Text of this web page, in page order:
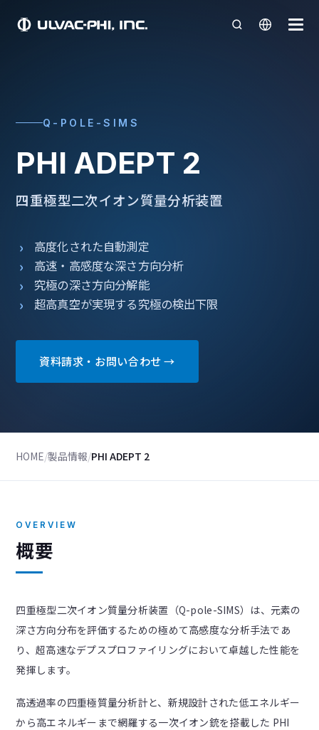
Q-POLE-SIMS
PHI ADEPT 2
四重極型二次イオン質量分析装置
高度化された自動測定
高速・高感度な深さ方向分析
究極の深さ方向分解能
超高真空が実現する究極の検出下限
資料請求・お問い合わせ →
HOME/製品情報/PHI ADEPT 2
OVERVIEW
概要
四重極型二次イオン質量分析装置（Q-pole-SIMS）は、元素の
深さ方向分布を評価するための極めて高感度な分析手法であ
り、超高速なデプスプロファイリングにおいて卓越した性能を
発揮します。
高透過率の四重極質量分析計と、新規設計された低エネルギー
から高エネルギーまで網羅する一次イオン銃を搭載した PHI